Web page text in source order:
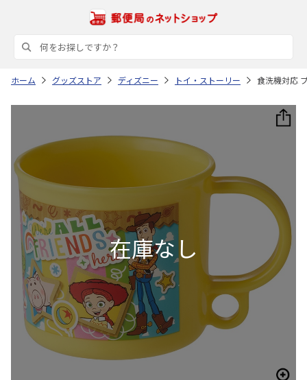
ホーム グッズストア ディズニー トイ・ストーリー 食洗機対応